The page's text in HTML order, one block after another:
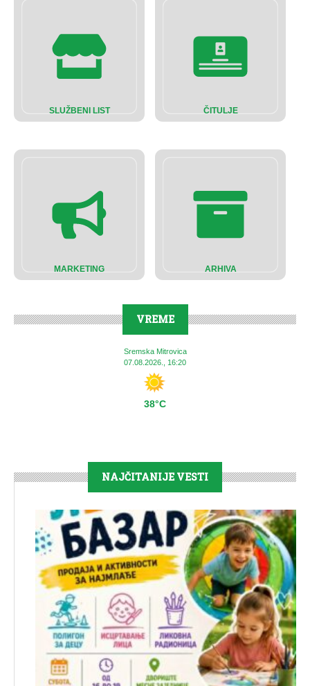
SLUŽBENI LIST ČITULJE
MARKETING ARHIVA
VREME
Sremska Mitrovica
07.08.2026., 16:20
38°C
NAJČITANIJE VESTI